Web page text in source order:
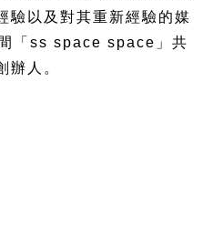
驗以及對其重新經驗的媒
「ss space space」共
辦人。